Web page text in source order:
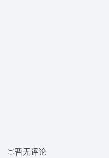
暂无评论